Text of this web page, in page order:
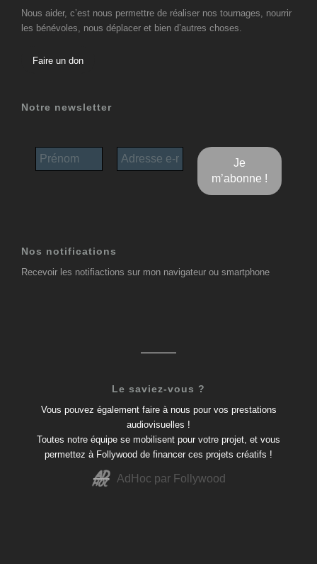
Nous aider, c’est nous permettre de réaliser nos tournages, nourrir
les bénévoles, nous déplacer et bien d’autres choses.
Faire un don
Notre newsletter
Nos notifications
Recevoir les notifiactions sur mon navigateur ou smartphone
Le saviez-vous ?
Vous pouvez également faire à nous pour vos prestations
audiovisuelles !
Toutes notre équipe se mobilisent pour votre projet, et vous
permettez à Follywood de financer ces projets créatifs !
AdHoc par Follywood